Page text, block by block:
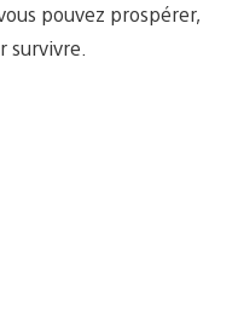
pouvez prospérer,
survivre.